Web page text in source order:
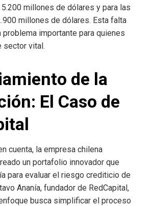
millones de dólares y para las
millones de dólares. Esta falta
problema importante para quienes
sector vital.
de la
El Caso de
cuenta, la empresa chilena
un portafolio innovador que
para evaluar el riesgo crediticio de
Ananía, fundador de RedCapital,
busca simplificar el proceso